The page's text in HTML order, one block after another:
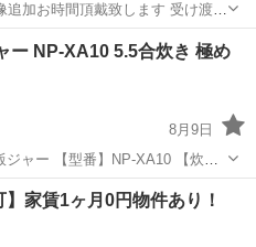
時間頂戴致します 受け渡し
場前、名張市役所付近のスーパ
ー NP-XA10 5.5合炊き 極め
8月9日
ジャー 【型番】NP-XA10 【炊飯
系 【状態】動作には問題ありま
の他
】家賃1ヶ月0円物件あり！